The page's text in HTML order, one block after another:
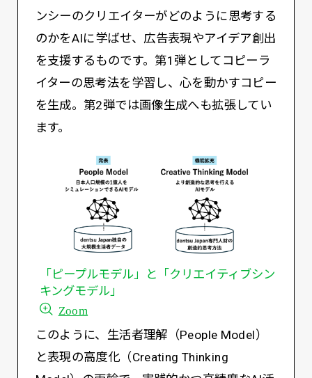
ンシーのクリエイターがどのように思考する
のかをAIに学ばせ、広告表現やアイデア創出
を支援するものです。第1弾としてコピーラ
イターの思考法を学習し、心を動かすコピー
を生成。第2弾では画像生成へも拡張してい
ます。
「ピープルモデル」と「クリエイティブシン
キングモデル」
Zoom
このように、生活者理解（People Model）
と表現の高度化（Creating Thinking